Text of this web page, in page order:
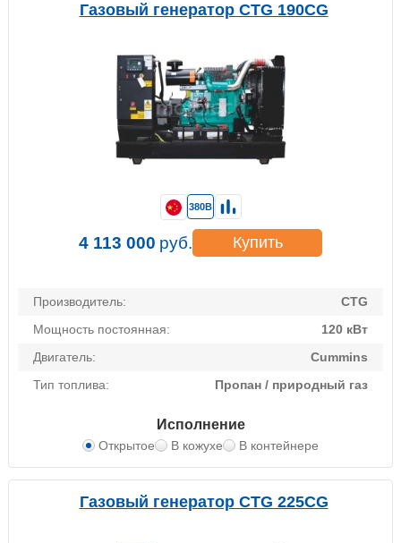
Газовый генератор CTG 190CG
Производитель:
CTG
Мощность постоянная:
120 кВт
Двигатель:
Cummins
Тип топлива:
Пропан / природный газ
Исполнение
Открытое В кожухе В контейнере
380В
4 113 000 руб. Купить
Газовый генератор CTG 225CG